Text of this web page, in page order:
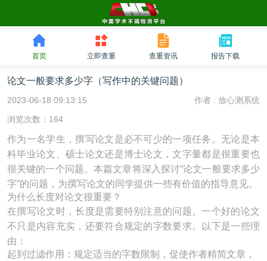
首页 立即查重 查重资讯 报告下载
论文一般要求多少字（写作中的关键问题）
2023-06-18 09:13:15 作者 : 放心测系统
浏览次数：164
作为一名学生，撰写论文是必不可少的一项任务。无论是本
科毕业论文、硕士论文还是博士论文，文字量都是很重要也
很关键的一个问题。本篇文章将深入探讨“论文一般要求多少
字”的问题，为撰写论文的同学提供一些有价值的指导意见。
为什么长度对论文很重要？
在撰写论文时，长度是需要特别注意的问题。一个好的论文
不只是内容充实，还要符合规定的字数要求。以下是一些理
由：
起到过滤作用：规定适当的字数限制，促使作者精简文章，